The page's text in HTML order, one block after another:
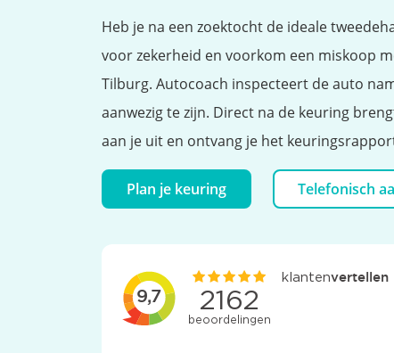
Heb je na een zoektocht de ideale
voor zekerheid en voorkom een miskoop
Tilburg. Autocoach inspecteert de auto
aanwezig te zijn. Direct na de keuring
aan je uit en ontvang je het
Plan je keuring Telefonisch